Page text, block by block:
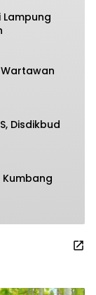
Lampung
Kumbang